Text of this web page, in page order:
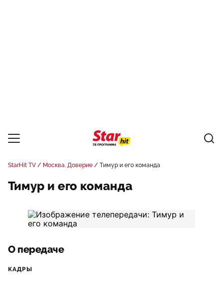
StarHit TV Москва. Доверие Тимур и его команда
Тимур и его команда
О передаче
КАДРЫ